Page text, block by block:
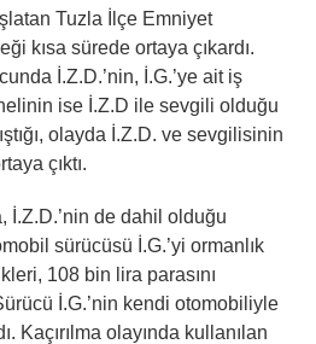
Tuzla İlçe Emniyet
kısa sürede ortaya çıkardı.
İ.Z.D.’nin, İ.G.’ye ait iş
ise İ.Z.D ile sevgili olduğu
olayda İ.Z.D. ve sevgilisinin
çıktı.
İ.Z.D.’nin de dahil olduğu
sürücüsü İ.G.’yi ormanlık
108 bin lira parasını
İ.G.’nin kendi otomobiliyle
Kaçırılma olayında kullanılan